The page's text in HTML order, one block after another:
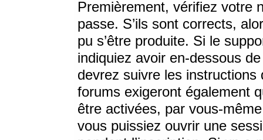
Premièrement, vérifiez votre
passe. S’ils sont corrects,
pu s’être produite. Si le
indiquiez avoir en-dessous
devrez suivre les
forums exigeront également
être activées, par vous-
vous puissiez ouvrir une